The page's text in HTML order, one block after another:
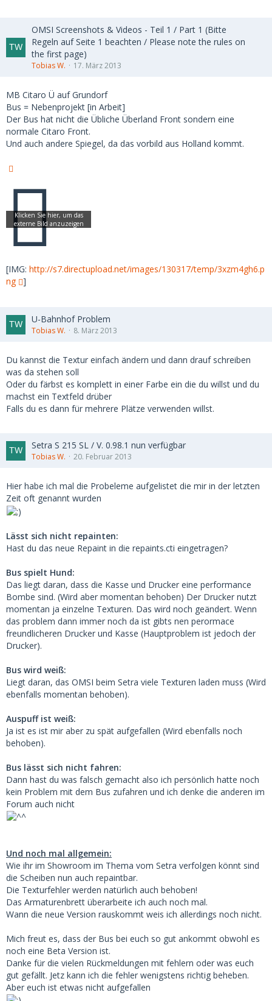
OMSI Screenshots & Videos - Teil 1 / Part 1 (Bitte
Regeln auf Seite 1 beachten / Please note the rules on
the first page)
Tobias W. 17. März 2013
MB Citaro Ü auf Grundorf
Bus = Nebenprojekt [in Arbeit]
Der Bus hat nicht die Übliche Überland Front sondern eine
normale Citaro Front.
Und auch andere Spiegel, da das vorbild aus Holland kommt.
[IMG: http://s7.directupload.net/images/130317/temp/3xzm4gh6.p
ng
]
U-Bahnhof Problem
Tobias W. 8. März 2013
Du kannst die Textur einfach ändern und dann drauf schreiben
was da stehen soll
Oder du färbst es komplett in einer Farbe ein die du willst und du
machst ein Textfeld drüber
Falls du es dann für mehrere Plätze verwenden willst.
Setra S 215 SL / V. 0.98.1 nun verfügbar
Tobias W. 20. Februar 2013
Hier habe ich mal die Probeleme aufgelistet die mir in der letzten
Zeit oft genannt wurden
Lässt sich nicht repainten:
Hast du das neue Repaint in die repaints.cti eingetragen?
Bus spielt Hund:
Das liegt daran, dass die Kasse und Drucker eine performance
Bombe sind. (Wird aber momentan behoben) Der Drucker nutzt
momentan ja einzelne Texturen. Das wird noch geändert. Wenn
das problem dann immer noch da ist gibts nen perormace
freundlicheren Drucker und Kasse (Hauptproblem ist jedoch der
Drucker).
Bus wird weiß:
Liegt daran, das OMSI beim Setra viele Texturen laden muss (Wird
ebenfalls momentan behoben).
Auspuff ist weiß:
Ja ist es ist mir aber zu spät aufgefallen (Wird ebenfalls noch
behoben).
Bus lässt sich nicht fahren:
Dann hast du was falsch gemacht also ich persönlich hatte noch
kein Problem mit dem Bus zufahren und ich denke die anderen im
Forum auch nicht
Und noch mal allgemein:
Wie ihr im Showroom im Thema vom Setra verfolgen könnt sind
die Scheiben nun auch repaintbar.
Die Texturfehler werden natürlich auch behoben!
Das Armaturenbrett überarbeite ich auch noch mal.
Wann die neue Version rauskommt weis ich allerdings noch nicht.
Mich freut es, dass der Bus bei euch so gut ankommt obwohl es
noch eine Beta Version ist.
Danke für die vielen Rückmeldungen mit fehlern oder was euch
gut gefällt. Jetz kann ich die fehler wenigstens richtig beheben.
Aber euch ist etwas nicht aufgefallen